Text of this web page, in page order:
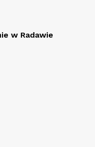
w Radawie